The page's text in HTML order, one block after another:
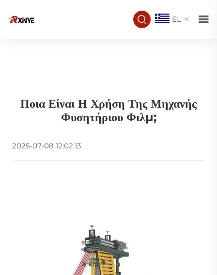
EL
Ποια Είναι Η Χρήση Της Μηχανής
Φυσητήριου Φιλμ;
2025-07-08 12:02:13